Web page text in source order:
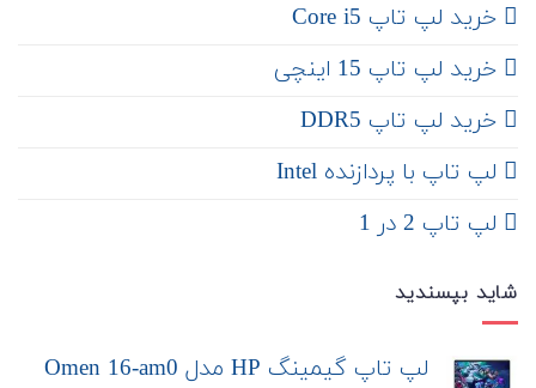
خرید لپ تاپ Core i5
‌‌ خرید لپ تاپ 15 اینچی
خرید لپ تاپ DDR5
لپ تاپ با پردازنده Intel
لپ تاپ 2 در 1
شاید بپسندید
لپ تاپ گیمینگ HP مدل Omen 16-am0